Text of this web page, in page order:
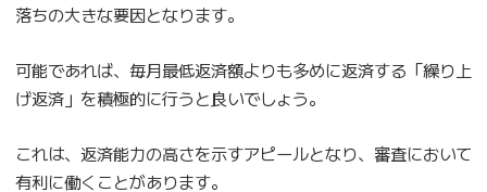
落ちの大きな要因となります。
可能であれば、毎月最低返済額よりも多めに返済する「繰り上
げ返済」を積極的に行うと良いでしょう。
これは、返済能力の高さを示すアピールとなり、審査において
有利に働くことがあります。